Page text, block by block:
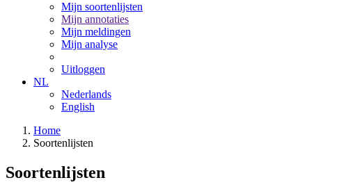
Mijn soortenlijsten
Mijn annotaties
Mijn meldingen
Mijn analyse
Uitloggen
NL
Nederlands
English
Home
Soortenlijsten
Soortenlijsten